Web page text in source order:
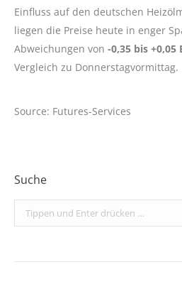
Einfluss auf den deutschen
liegen die Preise heute in enger
Abweichungen von -0,35 bis +0,05
Vergleich zu Donnerstagvormittag.
Source: Futures-Services
Suche
Search: